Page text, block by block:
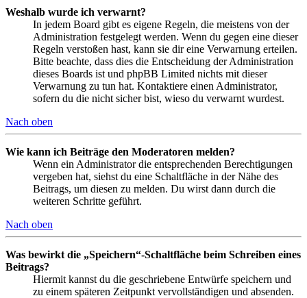
Weshalb wurde ich verwarnt?
In jedem Board gibt es eigene Regeln, die meistens von der
Administration festgelegt werden. Wenn du gegen eine dieser
Regeln verstoßen hast, kann sie dir eine Verwarnung erteilen.
Bitte beachte, dass dies die Entscheidung der Administration
dieses Boards ist und phpBB Limited nichts mit dieser
Verwarnung zu tun hat. Kontaktiere einen Administrator,
sofern du die nicht sicher bist, wieso du verwarnt wurdest.
Nach oben
Wie kann ich Beiträge den Moderatoren melden?
Wenn ein Administrator die entsprechenden Berechtigungen
vergeben hat, siehst du eine Schaltfläche in der Nähe des
Beitrags, um diesen zu melden. Du wirst dann durch die
weiteren Schritte geführt.
Nach oben
Was bewirkt die „Speichern“-Schaltfläche beim Schreiben eines
Beitrags?
Hiermit kannst du die geschriebene Entwürfe speichern und
zu einem späteren Zeitpunkt vervollständigen und absenden.